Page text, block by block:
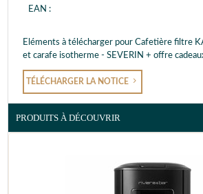
EAN :
Eléments à télécharger pour Cafetière filtre
et carafe isotherme - SEVERIN + offre
TÉLÉCHARGER LA NOTICE
PRODUITS À DÉCOUVRIR